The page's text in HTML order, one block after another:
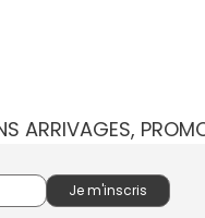
ARRIVAGES,